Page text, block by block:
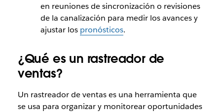
en reuniones de sincronización o revisiones
de la canalización para medir los avances y
ajustar los pronósticos.
¿Qué es un rastreador de
ventas?
Un rastreador de ventas es una herramienta que
se usa para organizar y monitorear oportunidades